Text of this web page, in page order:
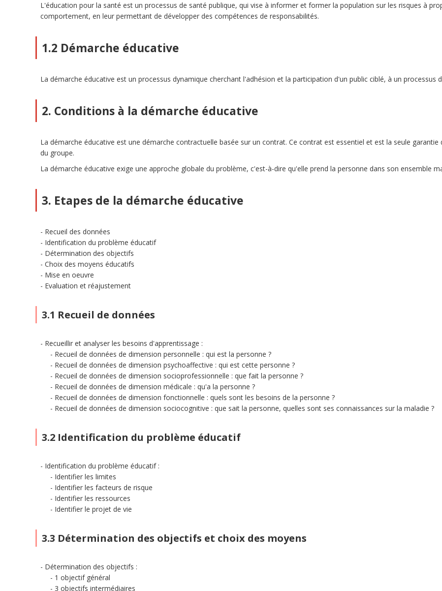
L'éducation pour la santé est un processus de santé publique, qui vise à informer et former la population sur les risques à
comportement, en leur permettant de développer des compétences de responsabilités.
1.2 Démarche éducative
La démarche éducative est un processus dynamique cherchant l'adhésion et la participation d'un public ciblé, à un processus
2. Conditions à la démarche éducative
La démarche éducative est une démarche contractuelle basée sur un contrat. Ce contrat est essentiel et est la seule
du groupe.
La démarche éducative exige une approche globale du problème, c'est-à-dire qu'elle prend la personne dans son ensemble
3. Etapes de la démarche éducative
Recueil des données
Identification du problème éducatif
Détermination des objectifs
Choix des moyens éducatifs
Mise en oeuvre
Evaluation et réajustement
3.1 Recueil de données
Recueillir et analyser les besoins d'apprentissage :
Recueil de données de dimension personnelle : qui est la personne ?
Recueil de données de dimension psychoaffective : qui est cette personne ?
Recueil de données de dimension socioprofessionnelle : que fait la personne ?
Recueil de données de dimension médicale : qu'a la personne ?
Recueil de données de dimension fonctionnelle : quels sont les besoins de la personne ?
Recueil de données de dimension sociocognitive : que sait la personne, quelles sont ses connaissances sur la maladie ?
3.2 Identification du problème éducatif
Identification du problème éducatif :
Identifier les limites
Identifier les facteurs de risque
Identifier les ressources
Identifier le projet de vie
3.3 Détermination des objectifs et choix des moyens
Détermination des objectifs :
1 objectif général
3 objectifs intermédiaires